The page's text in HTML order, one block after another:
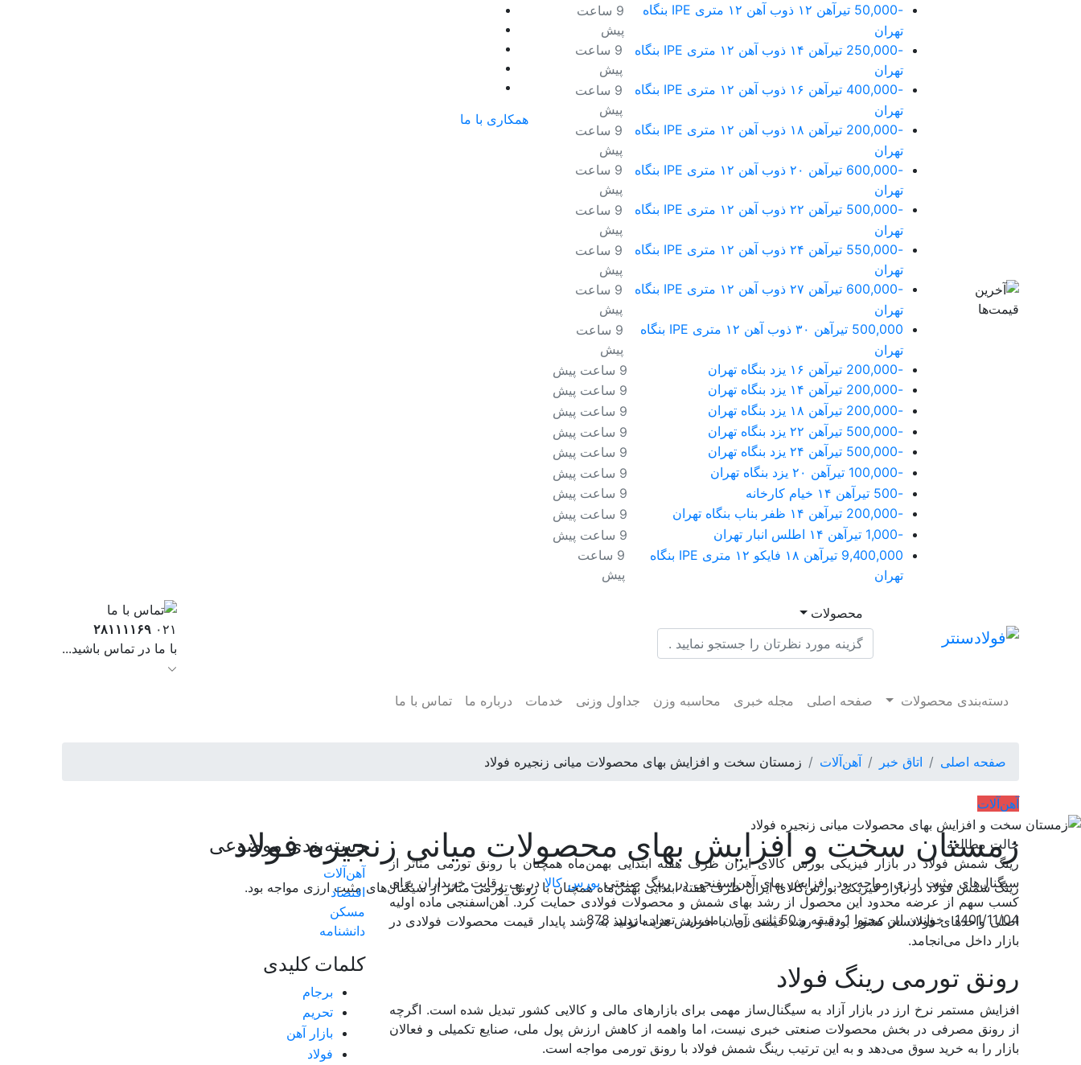
-50,000
تیرآهن ۱۲ ذوب آهن ۱۲ متری IPE بنگاه
تهران
9 ساعت
پیش
-250,000
تیرآهن ۱۴ ذوب آهن ۱۲ متری IPE بنگاه
تهران
9 ساعت
پیش
-400,000
تیرآهن ۱۶ ذوب آهن ۱۲ متری IPE بنگاه
تهران
9 ساعت
پیش
-200,000
تیرآهن ۱۸ ذوب آهن ۱۲ متری IPE بنگاه
تهران
9 ساعت
پیش
-600,000
تیرآهن ۲۰ ذوب آهن ۱۲ متری IPE بنگاه
تهران
9 ساعت
پیش
-500,000
تیرآهن ۲۲ ذوب آهن ۱۲ متری IPE بنگاه
تهران
9 ساعت
پیش
-550,000
تیرآهن ۲۴ ذوب آهن ۱۲ متری IPE بنگاه
تهران
9 ساعت
پیش
-600,000
تیرآهن ۲۷ ذوب آهن ۱۲ متری IPE بنگاه
تهران
9 ساعت
پیش
500,000
تیرآهن ۳۰ ذوب آهن ۱۲ متری IPE بنگاه
تهران
9 ساعت
پیش
-200,000
تیرآهن ۱۶ یزد بنگاه تهران
9 ساعت پیش
-200,000
تیرآهن ۱۴ یزد بنگاه تهران
9 ساعت پیش
-200,000
تیرآهن ۱۸ یزد بنگاه تهران
9 ساعت پیش
-500,000
تیرآهن ۲۲ یزد بنگاه تهران
9 ساعت پیش
-500,000
تیرآهن ۲۴ یزد بنگاه تهران
9 ساعت پیش
-100,000
تیرآهن ۲۰ یزد بنگاه تهران
9 ساعت پیش
-500
تیرآهن ۱۴ خیام کارخانه
9 ساعت پیش
-200,000
تیرآهن ۱۴ ظفر بناب بنگاه تهران
9 ساعت پیش
-1,000
تیرآهن ۱۴ اطلس انبار تهران
9 ساعت پیش
9,400,000
تیرآهن ۱۸ فایکو ۱۲ متری IPE بنگاه
تهران
9 ساعت
پیش
همکاری با ما
محصولات
۰۲۱ ۲۸۱۱۱۱۶۹
با ما در تماس باشید...
دسته‌بندی محصولات صفحه اصلی مجله خبری محاسبه وزن جداول وزنی خدمات درباره ما تماس با ما
صفحه اصلی اتاق خبر آهن‌آلات زمستان سخت و افزایش بهای محصولات میانی زنجیره فولاد
آهن‌آلات
زمستان سخت و افزایش بهای محصولات میانی زنجیره فولاد
رینگ شمش فولاد در بازار فیزیکی بورس‌کالای ایران ظرف هفته ابتدایی بهمن‌ماه همچنان با رونق تورمی متاثر از سیگنال‌‌‌های مثبت ارزی مواجه بود.
1401/11/04
خواندن این محتوا 1 دقیقه و 50 ثانیه زمان می‌برد تعداد بازدید: 878
حالت مطالعه
رینگ شمش فولاد در بازار فیزیکی بورس‌ کالای ایران ظرف هفته ابتدایی بهمن‌ماه همچنان با رونق تورمی متاثر از
سیگنال‌‌‌های مثبت ارزی مواجه بود. افزایش بهای آهن‌‌‌اسفنجی در رینگ صنعتی بورس‌ کالادر پی رقابت خریداران برای
کسب سهم از عرضه محدود این محصول از رشد بهای شمش و محصولات فولادی حمایت کرد. آهن‌‌‌اسفنجی ماده اولیه
اصلی واحدهای فولادساز کشور بوده و رشد قیمتی آن، با افزایش هزینه تولید به رشد پایدار قیمت محصولات فولادی در
بازار داخل می‌‌‌انجامد.
رونق تورمی رینگ فولاد
افزایش مستمر نرخ ارز در بازار آزاد به سیگنال‌‌‌ساز مهمی برای بازارهای مالی و کالایی کشور تبدیل شده است. اگرچه
از رونق مصرفی در بخش محصولات صنعتی خبری نیست، اما واهمه از کاهش ارزش پول ملی، صنایع تکمیلی و فعالان
بازار را به خرید سوق می‌دهد و به این ترتیب رینگ شمش فولاد با رونق تورمی مواجه است.
دسته‌بندی موضوعی
آهن‌آلات
اقتصاد
مسکن
دانشنامه
کلمات کلیدی
برجام
تحریم
بازار آهن
فولاد